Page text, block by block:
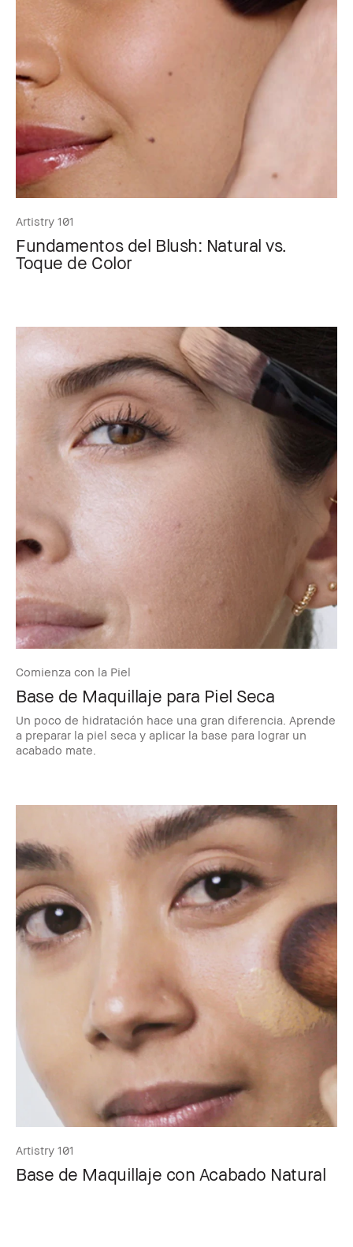
Artistry 101
Fundamentos del Blush: Natural vs.
Toque de Color
Comienza con la Piel
Base de Maquillaje para Piel Seca
Un poco de hidratación hace una gran diferencia. Aprende
a preparar la piel seca y aplicar la base para lograr un
acabado mate.
Artistry 101
Base de Maquillaje con Acabado Natural